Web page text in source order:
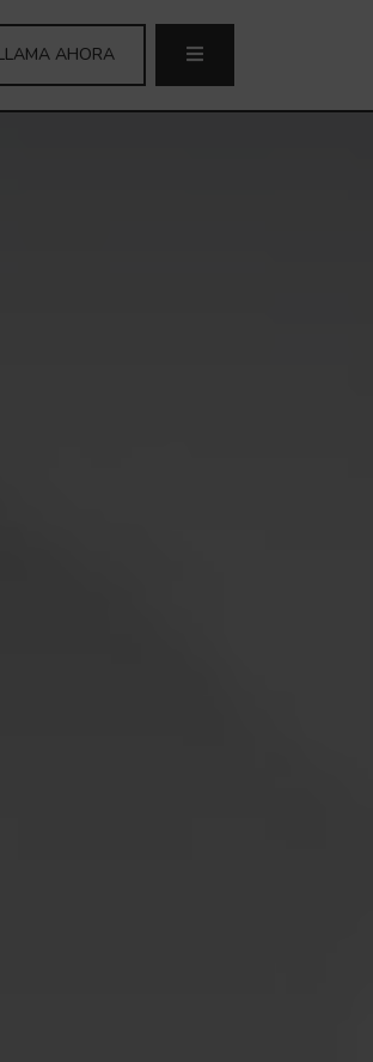
AHORA